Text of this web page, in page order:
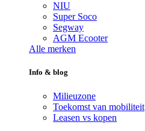
NIU
Super Soco
Segway
AGM Ecooter
Alle merken
Info & blog
Milieuzone
Toekomst van mobiliteit
Leasen vs kopen